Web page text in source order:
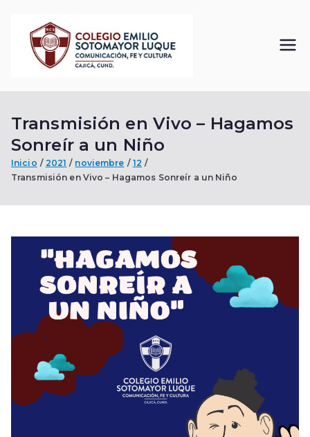
contenido
Emilio
Sotom
ayor
Luque
Comunicación, Fe
Transmisión en Vivo – Hagamos
Sonreír a un Niño
Inicio 2021 noviembre
12
Transmisión en Vivo – Hagamos Sonreír a un Niño